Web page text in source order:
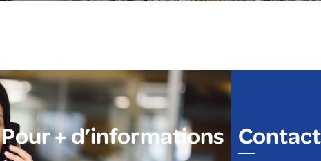
Pour + d’informations